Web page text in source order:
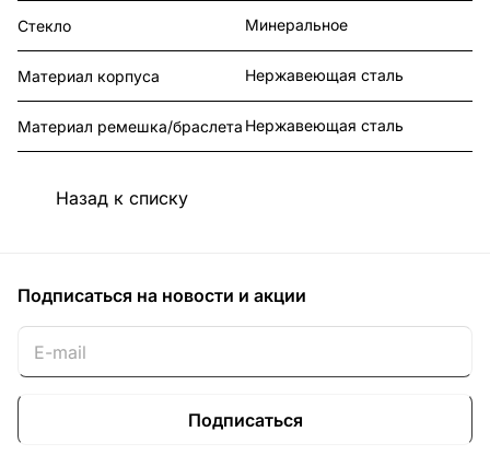
Стекло Минеральное
Материал корпуса Нержавеющая сталь
Материал ремешка/браслета Нержавеющая сталь
Назад к списку
Подписаться на новости и акции
Подписаться